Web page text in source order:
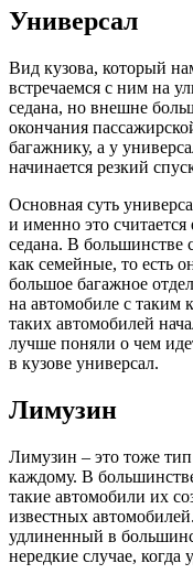
Универсал
Вид кузова, который
встречаемся с ним на
седана, но внешне
окончания
багажнику, а у
начинается резкий
Основная суть
и именно это
седана. В большинстве
как семейные, то есть
большое багажное
на автомобиле с таким
таких автомобилей
лучше поняли о чем
в кузове универсал.
Лимузин
Лимузин – это тоже тип
каждому. В
такие автомобили их
известных
удлиненный в
нередкие случае,